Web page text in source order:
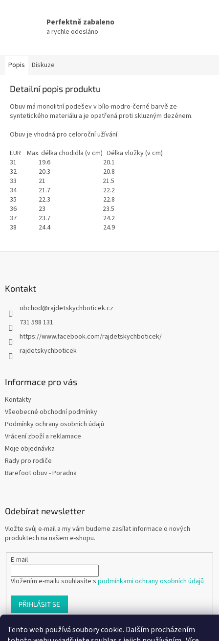
Tento web používá soubory cookie. Dalším procházením
Perfektně zabaleno
a rychle odesláno
Popis Diskuze
Detailní popis produktu
Obuv má monolitní podešev v bílo-modro-černé barvě ze
syntetického materiálu a je opatřená proti skluzným dezénem.
Obuv je vhodná pro celoroční užívání.
EUR Max. délka chodidla (v cm) Délka vložky (v cm)
31 19.6 20.1
32 20.3 20.8
33 21 21.5
34 21.7 22.2
35 22.3 22.8
36 23 23.5
37 23.7 24.2
38 24.4 24.9
Kontakt
obchod@rajdetskychboticek.cz
731 598 131
https://www.facebook.com/rajdetskychboticek/
rajdetskychboticek
Informace pro vás
Kontakty
Všeobecné obchodní podmínky
Podmínky ochrany osobních údajů
Vrácení zboží a reklamace
Moje objednávka
Rady pro rodiče
Barefoot obuv - Poradna
Odebírat newsletter
Vložte svůj e-mail a my vám budeme zasílat informace o nových
produktech na našem e-shopu.
E-mail
Vložením e-mailu souhlasíte s podmínkami ochrany osobních údajů
PŘIHLÁSIT SE